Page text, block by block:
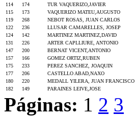
114
174 TUR VAQUERIZO,JAVIER
115
173 VAQUERIZO MATEU,AUGUSTO
119
268 NEBOT ROSAS, JUAN CARLOS
122
236 LLUSAR CAMARELLES, JOSEP
124
142 MARTINEZ MARTINEZ,DAVID
131
226 ARTER CAPLLIURE, ANTONIO
147
200 BERNAT VICENT,ANTONIO
157
166 GOMEZ ORTIZ,RUBEN
175
233 PEREZ SANCHEZ, JOAQUIN
177
206 CASTELLO ABAD,NAXO
180
220 MEDALL YILERA, JUAN FRANCISCO
182
149 PARAINES LEIVE,JOSE
Páginas: 1 2 3